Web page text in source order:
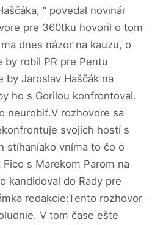
“ povedal novinár
pre 360tku hovoril o tom
dnes názor na kauzu, o
by robil PR pre Pentu
by Jaroslav Haščák na
ho s Gorilou konfrontoval.
neurobiť.V rozhovore sa
svojich hostí s
stíhaníako vníma to čo o
s Marekom Parom na
kandidoval do Rady pre
redakcie:Tento rozhovor
V tom čase ešte